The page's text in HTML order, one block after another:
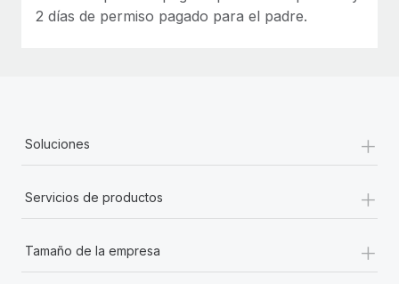
2 días de permiso pagado para el padre.
Soluciones +
Servicios de productos +
Tamaño de la empresa +